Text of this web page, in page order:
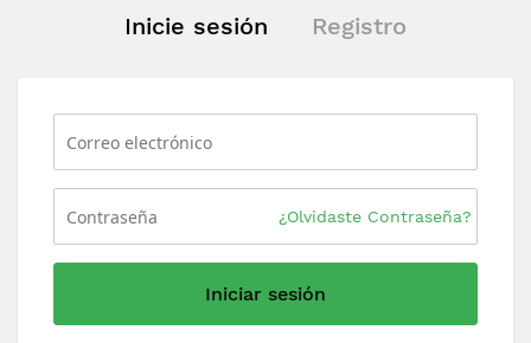
Inicie sesión Registro
¿Olvidaste Contraseña?
Iniciar sesión